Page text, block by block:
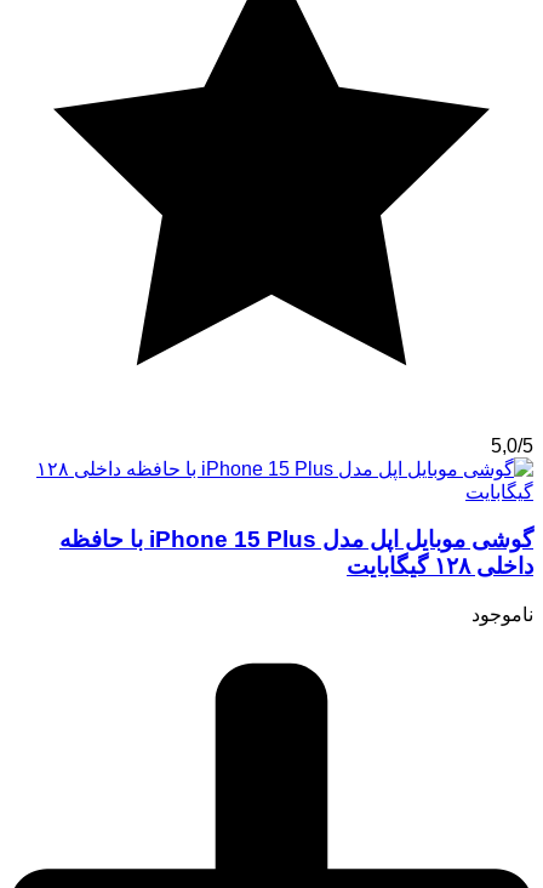
5,0/5
گوشی موبایل اپل مدل iPhone 15 Plus با حافظه
داخلی ۱۲۸ گیگابایت
ناموجود